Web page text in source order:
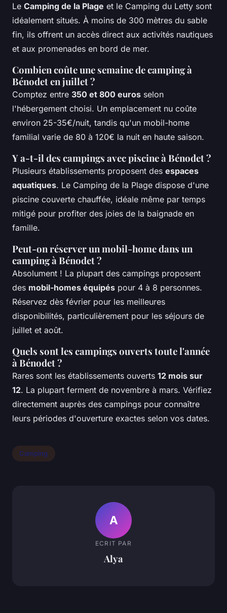
Le Camping de la Plage et le Camping du Letty sont
idéalement situés. À moins de 300 mètres du sable
fin, ils offrent un accès direct aux activités nautiques
et aux promenades en bord de mer.
Combien coûte une semaine de camping à
Bénodet en juillet ?
Comptez entre 350 et 800 euros selon
l'hébergement choisi. Un emplacement nu coûte
environ 25-35€/nuit, tandis qu'un mobil-home
familial varie de 80 à 120€ la nuit en haute saison.
Y a-t-il des campings avec piscine à Bénodet ?
Plusieurs établissements proposent des espaces
aquatiques. Le Camping de la Plage dispose d'une
piscine couverte chauffée, idéale même par temps
mitigé pour profiter des joies de la baignade en
famille.
Peut-on réserver un mobil-home dans un
camping à Bénodet ?
Absolument ! La plupart des campings proposent
des mobil-homes équipés pour 4 à 8 personnes.
Réservez dès février pour les meilleures
disponibilités, particulièrement pour les séjours de
juillet et août.
Quels sont les campings ouverts toute l'année
à Bénodet ?
Rares sont les établissements ouverts 12 mois sur
12. La plupart ferment de novembre à mars. Vérifiez
directement auprès des campings pour connaître
leurs périodes d'ouverture exactes selon vos dates.
Camping
A
ECRIT PAR
Alya